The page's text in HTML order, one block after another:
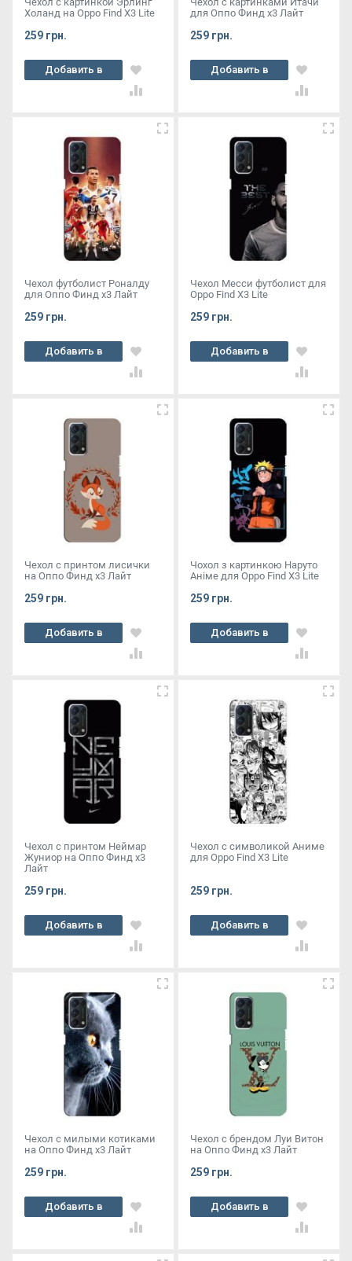
Холанд на Oppo Find X3 Lite
259 грн.
Добавить в
корзину
для Оппо Финд х3 Лайт
259 грн.
Добавить в
корзину
Чехол футболист Роналду
для Оппо Финд х3 Лайт
259 грн.
Добавить в
корзину
Чехол Месси футболист для
Oppo Find X3 Lite
259 грн.
Добавить в
корзину
Чехол с принтом лисички
на Оппо Финд х3 Лайт
259 грн.
Добавить в
корзину
Чохол з картинкою Наруто
Аніме для Oppo Find X3 Lite
259 грн.
Добавить в
корзину
Чехол с принтом Неймар
Жуниор на Оппо Финд х3
Лайт
259 грн.
Добавить в
корзину
Чехол с символикой Аниме
для Oppo Find X3 Lite
259 грн.
Добавить в
корзину
Чехол с милыми котиками
на Оппо Финд х3 Лайт
259 грн.
Добавить в
корзину
Чехол с брендом Луи Витон
на Оппо Финд х3 Лайт
259 грн.
Добавить в
корзину